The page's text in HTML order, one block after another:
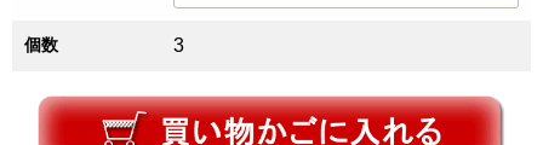
個数 3